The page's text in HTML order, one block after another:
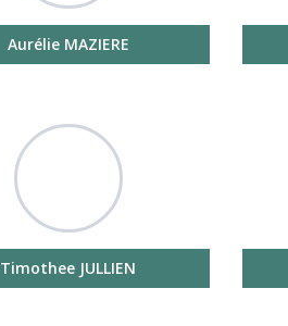
Aurélie MAZIERE
Timothee JULLIEN